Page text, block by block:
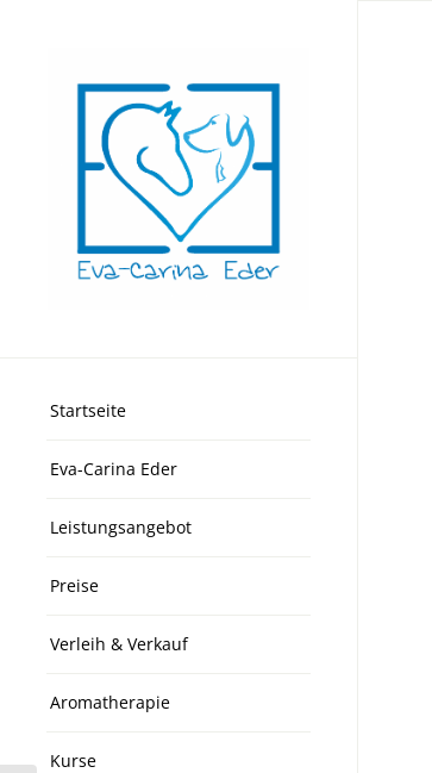
Startseite
Eva-Carina Eder
Leistungsangebot
Preise
Verleih & Verkauf
Aromatherapie
Kurse